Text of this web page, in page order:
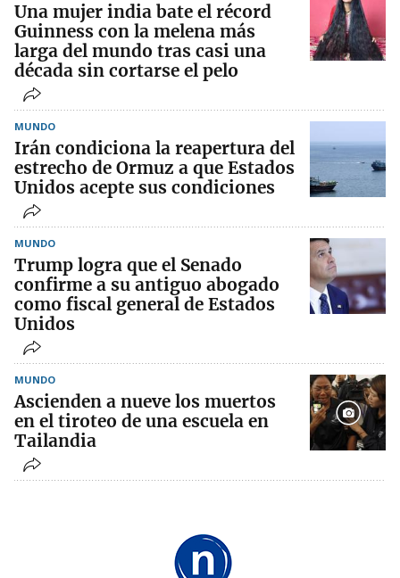
Una mujer india bate el récord
Guinness con la melena más
larga del mundo tras casi una
década sin cortarse el pelo
MUNDO
Irán condiciona la reapertura del
estrecho de Ormuz a que Estados
Unidos acepte sus condiciones
MUNDO
Trump logra que el Senado
confirme a su antiguo abogado
como fiscal general de Estados
Unidos
MUNDO
Ascienden a nueve los muertos
en el tiroteo de una escuela en
Tailandia